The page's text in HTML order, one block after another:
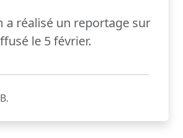
a réalisé un reportage sur
le 5 février.